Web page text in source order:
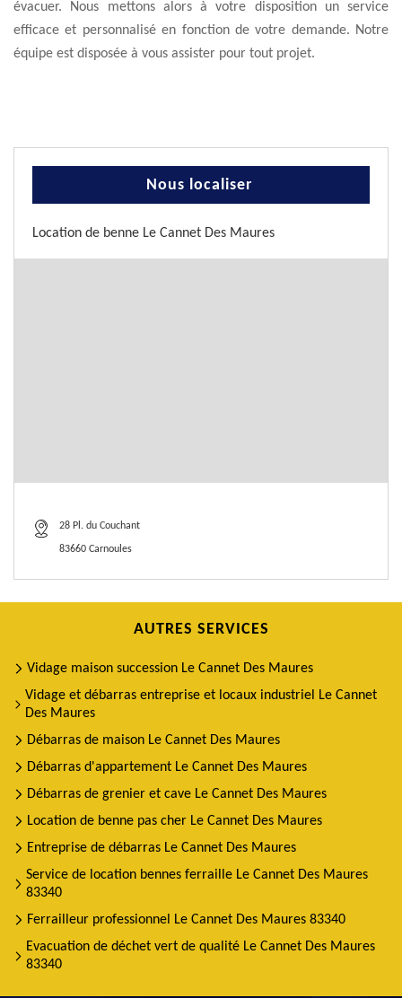
évacuer. Nous mettons alors à votre disposition un service
efficace et personnalisé en fonction de votre demande. Notre
équipe est disposée à vous assister pour tout projet.
Nous localiser
Location de benne Le Cannet Des Maures
28 Pl. du Couchant
83660 Carnoules
AUTRES SERVICES
Vidage maison succession Le Cannet Des Maures
Vidage et débarras entreprise et locaux industriel Le Cannet
Des Maures
Débarras de maison Le Cannet Des Maures
Débarras d'appartement Le Cannet Des Maures
Débarras de grenier et cave Le Cannet Des Maures
Location de benne pas cher Le Cannet Des Maures
Entreprise de débarras Le Cannet Des Maures
Service de location bennes ferraille Le Cannet Des Maures
83340
Ferrailleur professionnel Le Cannet Des Maures 83340
Evacuation de déchet vert de qualité Le Cannet Des Maures
83340